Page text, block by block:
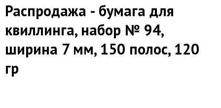
Распродажа - бумага для
квиллинга, набор № 94,
ширина 7 мм, 150 полос, 120
гр